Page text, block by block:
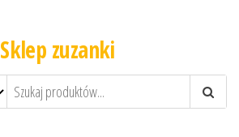
Sklep zuzanki